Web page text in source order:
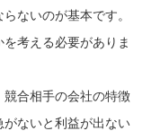
ないのが基本です。
考える必要がありま
合相手の会社の特徴
がないと利益が出ない